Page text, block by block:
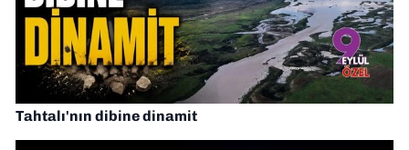
Tahtalı'nın dibine dinamit